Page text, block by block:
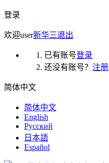
登录
欢迎user新华三退出
已有账号登录
还没有账号？ 注册
简体中文
简体中文
English
Русский
日本語
Español